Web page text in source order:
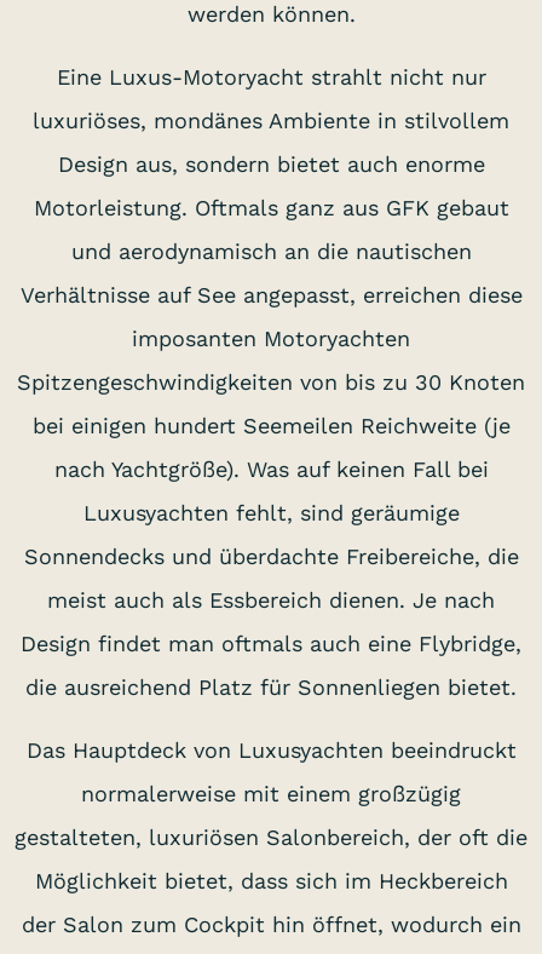
werden können.
Eine Luxus-Motoryacht strahlt nicht nur
luxuriöses, mondänes Ambiente in stilvollem
Design aus, sondern bietet auch enorme
Motorleistung. Oftmals ganz aus GFK gebaut
und aerodynamisch an die nautischen
Verhältnisse auf See angepasst, erreichen diese
imposanten Motoryachten
Spitzengeschwindigkeiten von bis zu 30 Knoten
bei einigen hundert Seemeilen Reichweite (je
nach Yachtgröße). Was auf keinen Fall bei
Luxusyachten fehlt, sind geräumige
Sonnendecks und überdachte Freibereiche, die
meist auch als Essbereich dienen. Je nach
Design findet man oftmals auch eine Flybridge,
die ausreichend Platz für Sonnenliegen bietet.
Das Hauptdeck von Luxusyachten beeindruckt
normalerweise mit einem großzügig
gestalteten, luxuriösen Salonbereich, der oft die
Möglichkeit bietet, dass sich im Heckbereich
der Salon zum Cockpit hin öffnet, wodurch ein